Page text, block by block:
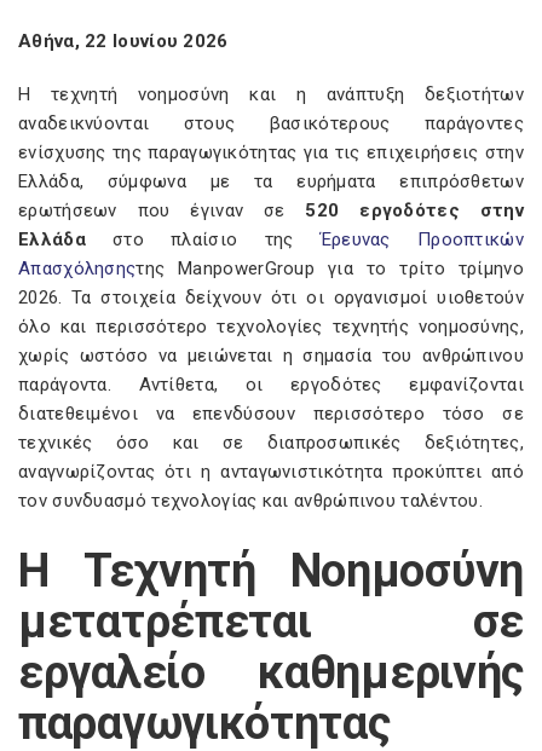
Αθήνα, 22 Ιουνίου 2026
Η τεχνητή νοημοσύνη και η ανάπτυξη δεξιοτήτων
αναδεικνύονται στους βασικότερους παράγοντες
ενίσχυσης της παραγωγικότητας για τις επιχειρήσεις στην
Ελλάδα, σύμφωνα με τα ευρήματα επιπρόσθετων
ερωτήσεων που έγιναν σε 520 εργοδότες στην
Ελλάδαστο πλαίσιο τηςΈρευνας Προοπτικών
Απασχόλησηςτης ManpowerGroup για το τρίτο τρίμηνο
2026. Τα στοιχεία δείχνουν ότι οι οργανισμοί υιοθετούν
όλο και περισσότερο τεχνολογίες τεχνητής νοημοσύνης,
χωρίς ωστόσο να μειώνεται η σημασία του ανθρώπινου
παράγοντα. Αντίθετα, οι εργοδότες εμφανίζονται
διατεθειμένοι να επενδύσουν περισσότερο τόσο σε
τεχνικές όσο και σε διαπροσωπικές δεξιότητες,
αναγνωρίζοντας ότι η ανταγωνιστικότητα προκύπτει από
τον συνδυασμό τεχνολογίας και ανθρώπινου ταλέντου.
Η Τεχνητή Νοημοσύνη
μετατρέπεται σε
εργαλείο καθημερινής
παραγωγικότητας